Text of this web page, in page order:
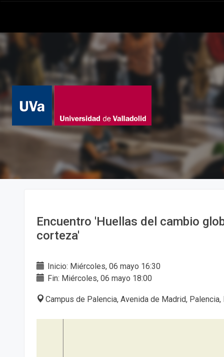
Encuentro 'Huellas del cambio
corteza'
Inicio: Miércoles, 06 mayo 16:30
Fin: Miércoles, 06 mayo 18:00
Campus de Palencia, Avenida de Madrid, Palencia,